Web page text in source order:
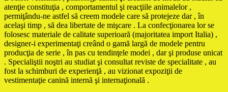
atenţie constituţia , comportamentul şi reacţiile animalelor ,
permiţându-ne astfel să creem modele care să protejeze dar , în
acelaşi timp , să dea libertate de mişcare . La confecţionarea lor se
folosesc materiale de calitate superioară (majoritatea import Italia) ,
designer-i experimentaţi creând o gamă largă de modele pentru
producţia de serie , în pas cu tendinţele modei , dar şi produse unicat
. Specialiştii noştri au studiat şi consultat reviste de specialitate , au
fost la schimburi de experienţă , au vizionat expoziţii de
vestimentaţie canină internă şi internaţională .